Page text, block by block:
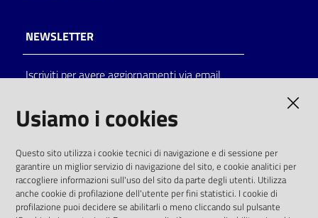
NEWSLETTER
Iscriviti per avere aggiornamenti via email
solo alle condizioni previste dalla direttiva
comunitaria 2003/98/CE e dal d.lgs. 36/2006
SOCIAL
Usiamo i cookies
Questo sito utilizza i cookie tecnici di navigazione e di sessione per
garantire un miglior servizio di navigazione del sito, e cookie analitici per
raccogliere informazioni sull'uso del sito da parte degli utenti. Utilizza
anche cookie di profilazione dell'utente per fini statistici. I cookie di
profilazione puoi decidere se abilitarli o meno cliccando sul pulsante